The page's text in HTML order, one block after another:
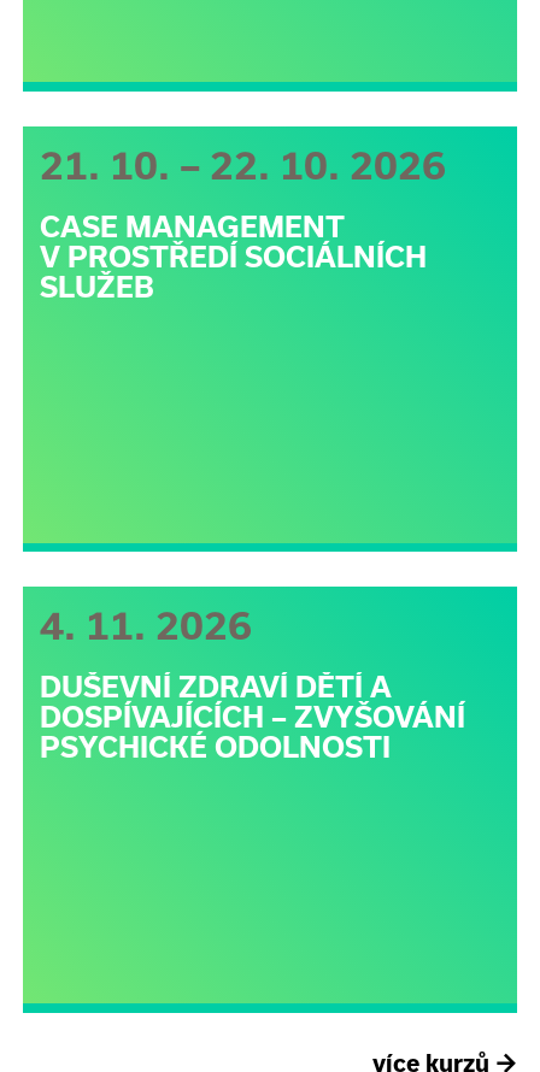
21. 10. – 22. 10. 2026
CASE MANAGEMENT
V PROSTŘEDÍ SOCIÁLNÍCH
SLUŽEB
4. 11. 2026
DUŠEVNÍ ZDRAVÍ DĚTÍ A
DOSPÍVAJÍCÍCH – ZVYŠOVÁNÍ
PSYCHICKÉ ODOLNOSTI
více kurzů →